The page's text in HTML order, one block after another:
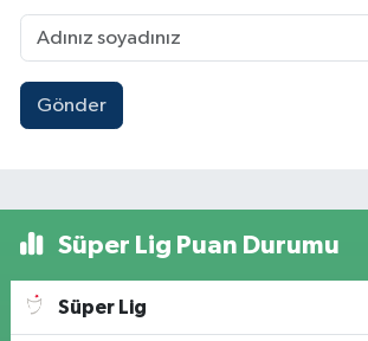
Gönder
Süper Lig Puan Durumu
Süper Lig